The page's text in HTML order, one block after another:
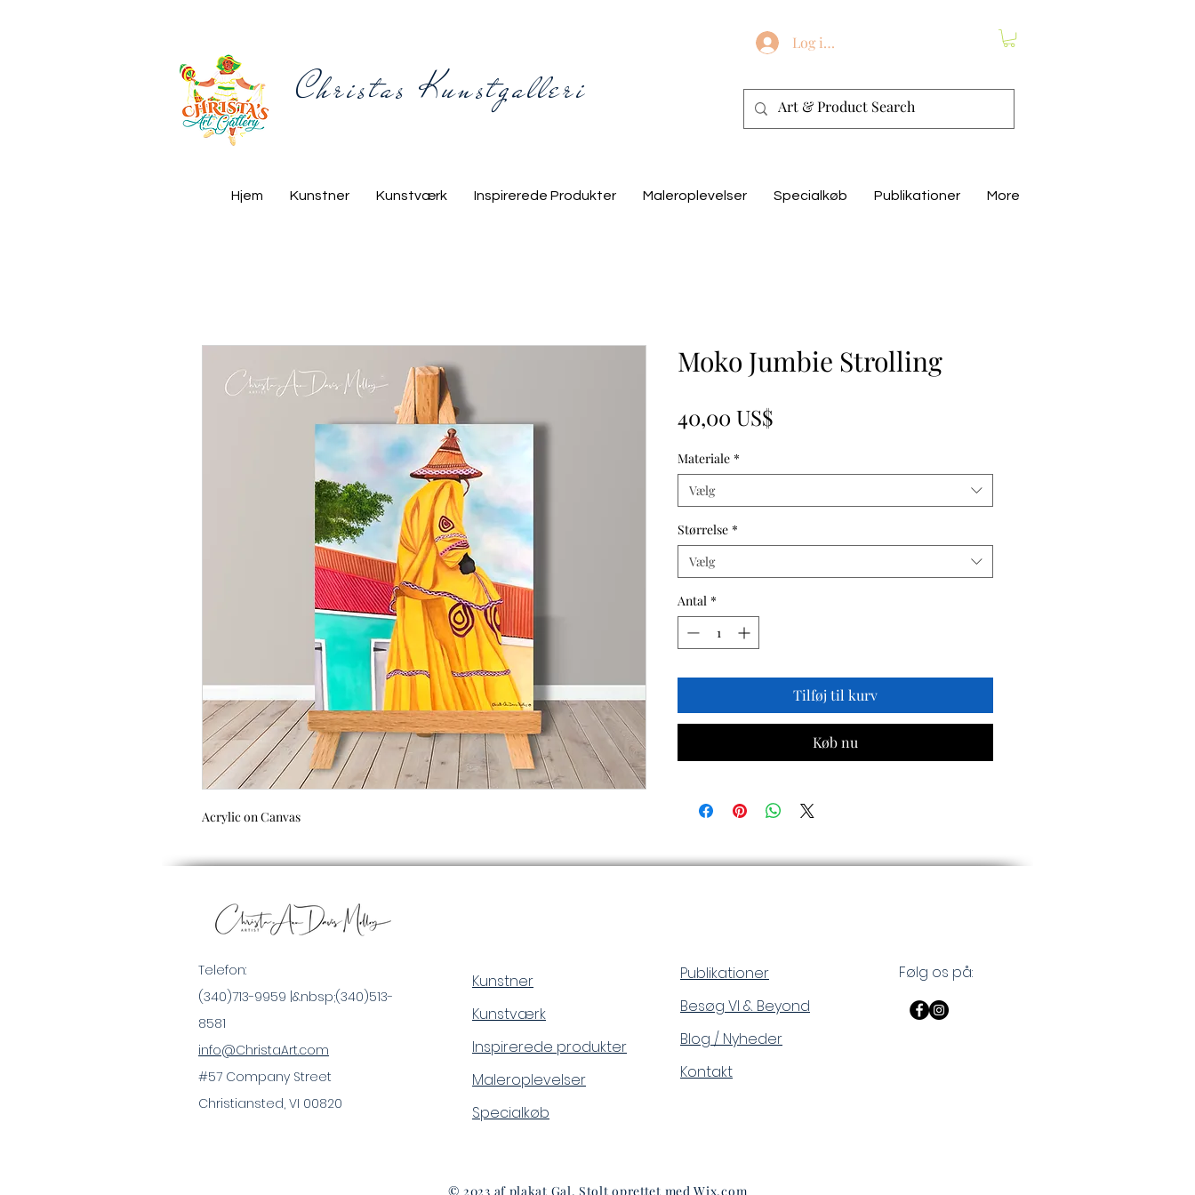
Christas Kunstgalleri
Log ind
Hjem Kunstner Kunstværk Inspirerede Produkter Maleroplevelser Specialkøb Publikationer More
Acrylic on Canvas
Moko Jumbie Strolling
40,00 US$
Materiale *
Vælg
Størrelse *
Vælg
Antal *
Tilføj til kurv
Køb nu
Telefon:
(340)713-9959 |&nbsp;(340)513-
8581
info@ChristaArt.com
#57 Company Street
Christiansted, VI 00820
Kunstner
Kunstværk
Inspirerede produkter
Maleroplevelser
Specialkøb
Publikationer
Besøg VI & Beyond
Blog / Nyheder
Kontakt
Følg os på:
© 2023 af plakat Gal. Stolt oprettet medWix.com